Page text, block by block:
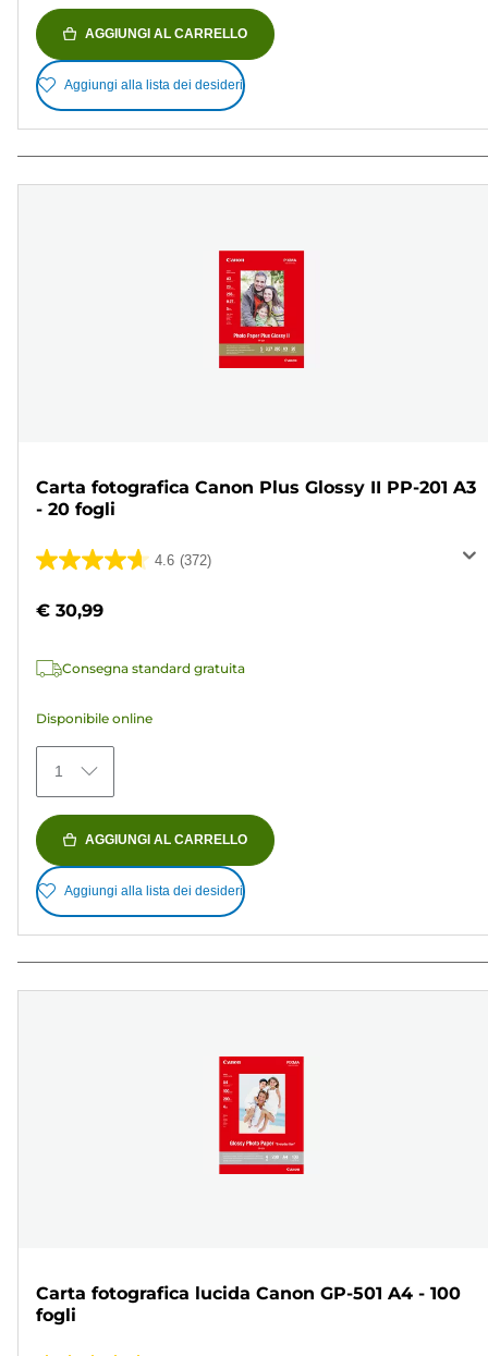
AGGIUNGI AL CARRELLO
Aggiungi alla lista dei desideri
Carta fotografica Canon Plus Glossy II PP-201 A3
- 20 fogli
4.6 (372)
4.6
5
372
€ 30,99
Consegna standard gratuita
Disponibile online
1
AGGIUNGI AL CARRELLO
Aggiungi alla lista dei desideri
Carta fotografica lucida Canon GP-501 A4 - 100
fogli